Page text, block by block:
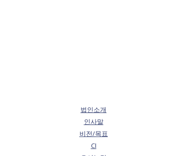
법인소개
인사말
비전/목표
CI